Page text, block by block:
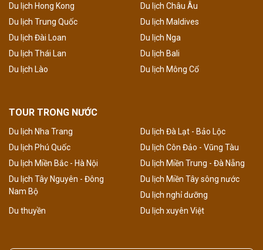
Du lịch Hong Kong
Du lịch Châu Âu
Du lịch Trung Quốc
Du lịch Maldives
Du lịch Đài Loan
Du lịch Nga
Du lịch Thái Lan
Du lịch Bali
Du lịch Lào
Du lịch Mông Cổ
TOUR TRONG NƯỚC
Du lịch Nha Trang
Du lịch Đà Lạt - Bảo Lộc
Du lịch Phú Quốc
Du lịch Côn Đảo - Vũng Tàu
Du lịch Miền Bắc - Hà Nội
Du lịch Miền Trung - Đà Nẵng
Du lịch Tây Nguyên - Đông
Nam Bộ
Du lịch Miền Tây sông nước
Du lịch nghỉ dưỡng
Du thuyền
Du lịch xuyên Việt